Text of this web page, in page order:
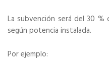
La subvención será del 30 %
según potencia instalada.
Por ejemplo: